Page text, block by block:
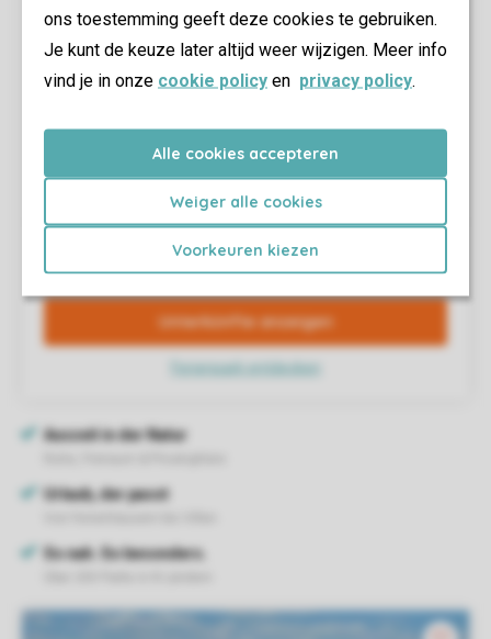
ons toestemming geeft deze cookies te gebruiken.
Je kunt de keuze later altijd weer wijzigen. Meer info
vind je in onze cookie policy en privacy policy.
Alle cookies accepteren
Weiger alle cookies
Voorkeuren kiezen